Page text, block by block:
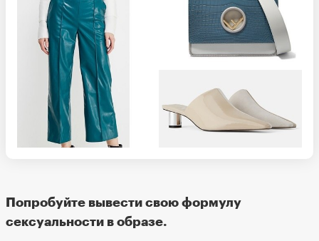
Попробуйте вывести свою формулу
сексуальности в образе.